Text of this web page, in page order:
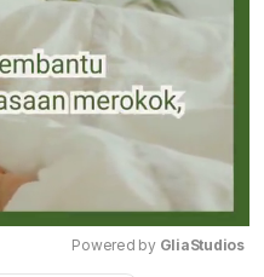
Powered by GliaStudios